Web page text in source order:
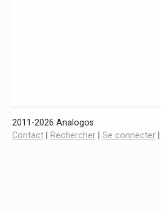
2011-2026 Analogos
Contact
Rechercher Se connecter